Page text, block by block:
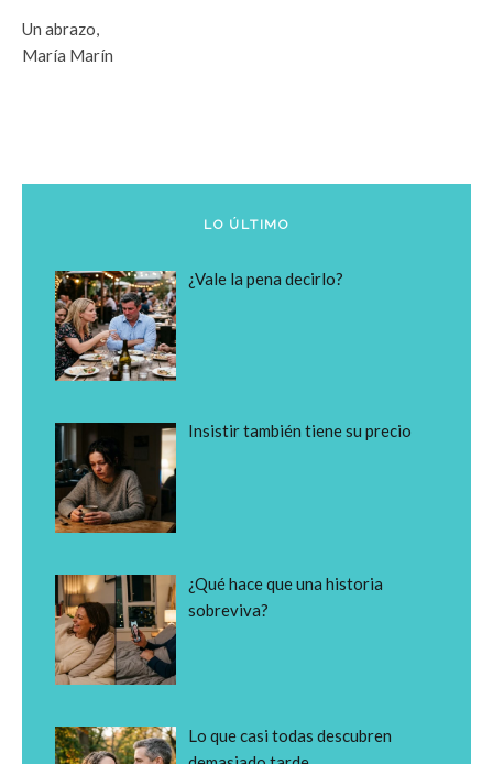
Un abrazo,
María Marín
LO ÚLTIMO
¿Vale la pena decirlo?
Insistir también tiene su precio
¿Qué hace que una historia
sobreviva?
Lo que casi todas descubren